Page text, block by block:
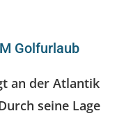
Golfurlaub
an der Atlantik
seine Lage